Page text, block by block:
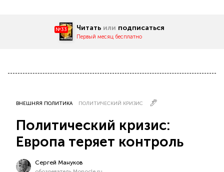
№33 Читать или подписаться
Первый месяц бесплатно
ВНЕШНЯЯ ПОЛИТИКА ПОЛИТИЧЕСКИЙ КРИЗИС
Политический кризис:
Европа теряет контроль
Сергей Мануков